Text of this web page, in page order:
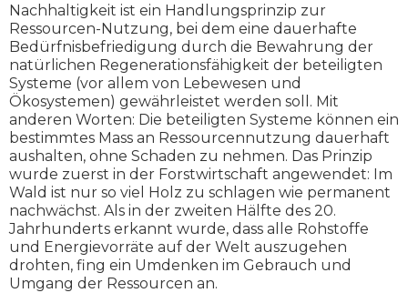
Nachhaltigkeit ist ein Handlungsprinzip zur
Ressourcen-Nutzung, bei dem eine dauerhafte
Bedürfnisbefriedigung durch die Bewahrung der
natürlichen Regenerationsfähigkeit der beteiligten
Systeme (vor allem von Lebewesen und
Ökosystemen) gewährleistet werden soll. Mit
anderen Worten: Die beteiligten Systeme können ein
bestimmtes Mass an Ressourcennutzung dauerhaft
aushalten, ohne Schaden zu nehmen. Das Prinzip
wurde zuerst in der Forstwirtschaft angewendet: Im
Wald ist nur so viel Holz zu schlagen wie permanent
nachwächst. Als in der zweiten Hälfte des 20.
Jahrhunderts erkannt wurde, dass alle Rohstoffe
und Energievorräte auf der Welt auszugehen
drohten, fing ein Umdenken im Gebrauch und
Umgang der Ressourcen an.